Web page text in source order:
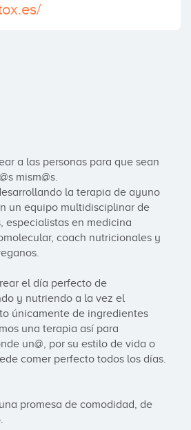
a las personas para que sean
mism@s.
la terapia de ayuno
un equipo multidisciplinar de
especialistas en medicina
coach nutricionales y
el día perfecto de
y nutriendo a la vez el
únicamente de ingredientes
una terapia así para
un@, por su estilo de vida o
comer perfecto todos los días.
promesa de comodidad, de